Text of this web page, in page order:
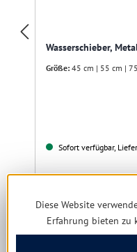
Wasserschieber,
Größe: 45 cm | 55 cm |
Sofort verfügbar,
Diese Website
Erfahrung bieten zu